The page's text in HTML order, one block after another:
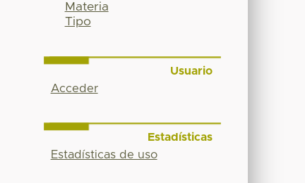
Materia
Tipo
Usuario
Acceder
Estadísticas
Estadísticas de uso